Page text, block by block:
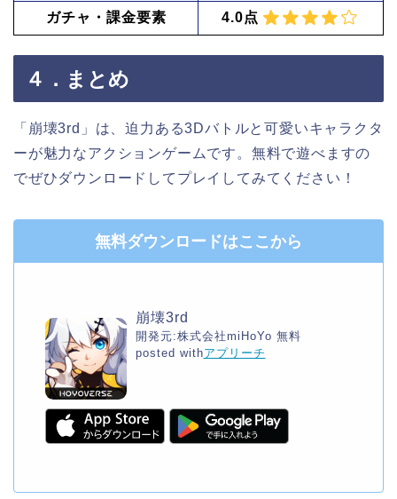
ガチャ・課金要素 4.0点
４．まとめ
「崩壊3rd」は、迫力ある3Dバトルと可愛いキャラクタ
ーが魅力なアクションゲームです。無料で遊べますの
でぜひダウンロードしてプレイしてみてください！
無料ダウンロードはここから
崩壊3rd
開発元:株式会社miHoYo 無料
posted withアプリーチ